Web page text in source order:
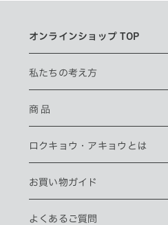
オンラインショップ TOP
私たちの考え方
商 品
ロクキョウ・ アキョウとは
お買い物ガイド
よくあるご質問